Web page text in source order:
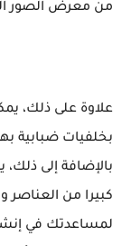
من معرض الصور
علاوة على ذلك،
بخلفيات ضبابية
بالإضافة إلى
كبيرا من العناصر
لمساعدتك في